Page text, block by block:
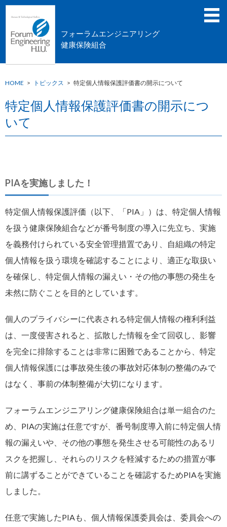
フォーラムエンジニアリング
健康保険組合
HOME > トピックス > 特定個人情報保護評価書の開示について
特定個人情報保護評価書の開示につ
いて
PIAを実施しました！
特定個人情報保護評価（以下、「PIA」）は、特定個人情報
を扱う健康保険組合などが番号制度の導入に先立ち、実施
を義務付けられている安全管理措置であり、自組織の特定
個人情報を扱う環境を確認することにより、適正な取扱い
を確保し、特定個人情報の漏えい・その他の事態の発生を
未然に防ぐことを目的としています。
個人のプライバシーに代表される特定個人情報の権利利益
は、一度侵害されると、拡散した情報を全て回収し、影響
を完全に排除することは非常に困難であることから、特定
個人情報保護には事故発生後の事故対応体制の整備のみで
はなく、事前の体制整備が大切になります。
フォーラムエンジニアリング健康保険組合は単一組合のた
め、PIAの実施は任意ですが、番号制度導入前に特定個人情
報の漏えいや、その他の事態を発生させる可能性のあるリ
スクを把握し、それらのリスクを軽減するための措置が事
前に講ずることができていることを確認するためPIAを実施
しました。
任意で実施したPIAも、個人情報保護委員会は、委員会への